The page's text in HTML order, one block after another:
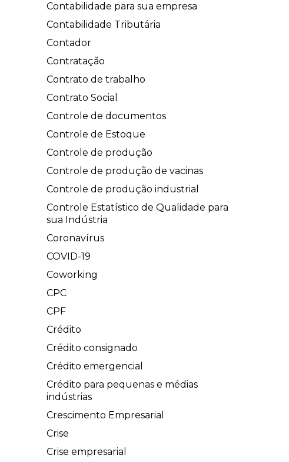
Contabilidade para sua empresa
Contabilidade Tributária
Contador
Contratação
Contrato de trabalho
Contrato Social
Controle de documentos
Controle de Estoque
Controle de produção
Controle de produção de vacinas
Controle de produção industrial
Controle Estatístico de Qualidade para
sua Indústria
Coronavírus
COVID-19
Coworking
CPC
CPF
Crédito
Crédito consignado
Crédito emergencial
Crédito para pequenas e médias
indústrias
Crescimento Empresarial
Crise
Crise empresarial